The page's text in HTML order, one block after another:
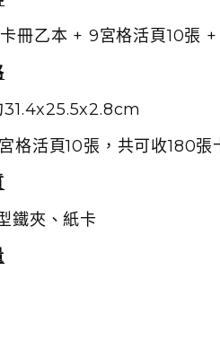
冊乙本 + 9宮格活頁10張
31.4x25.5x2.8cm
格活頁10張，共可收180
鐵夾、紙卡